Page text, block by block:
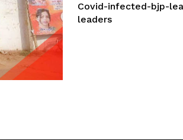
Covid-infected-bjp-
leaders